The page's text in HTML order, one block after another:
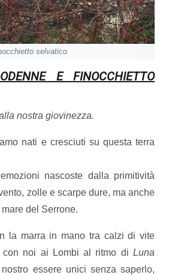
selvatico
E FINOCCHIETTO
nostra giovinezza.
nati e cresciuti su questa terra
nascoste dalla primitività
zolle e scarpe dure, ma anche
del Serrone.
la marra in mano tra calzi di vite
con noi ai Lombi al ritmo di Luna
essere unici senza saperlo,